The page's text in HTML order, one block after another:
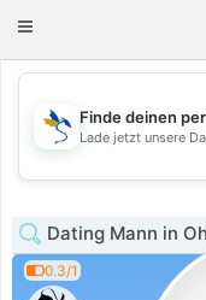
Toggle
💖
Finde deinen
Lade jetzt unsere
Dating Mann in
0.3/1